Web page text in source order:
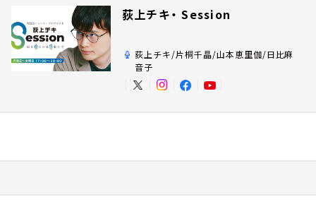
荻上チキ・ Session
荻上チキ/片桐千晶/山本恵里伽/日比麻
音子